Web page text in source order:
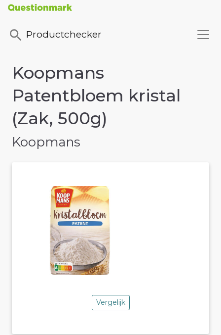
Productchecker
Koopmans
Patentbloem kristal
(Zak, 500g)
Koopmans
Vergelijk